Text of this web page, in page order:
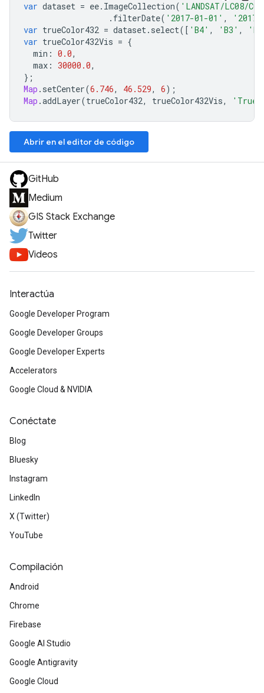
var dataset = ee. ImageCollection( 'LANDSAT/LC08/
. filterDate( '2017-01-01' ,
var trueColor432 = dataset. select([ 'B4' , 'B3' ,
var trueColor432Vis = {
min : 0.0,
max : 30000.0,
};
Map . setCenter(6.746, 46.529, 6);
Map .addLayer(trueColor432, trueColor432Vis, 'True
Abrir en el editor de código
GitHub
Medium
GIS Stack Exchange
Twitter
Videos
Interactúa
Google Developer Program
Google Developer Groups
Google Developer Experts
Accelerators
Google Cloud & NVIDIA
Conéctate
Blog
Bluesky
Instagram
LinkedIn
X (Twitter)
YouTube
Compilación
Android
Chrome
Firebase
Google AI Studio
Google Antigravity
Google Cloud